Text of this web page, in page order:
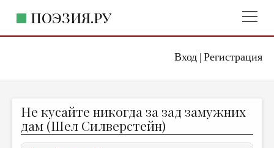
Вход| Регистрация
ПОЭЗИЯ.РУ
ЖАНРЫ
АВТОРЫ
Hе кусайте никогда за зад замужних
дам (Шел Силверстейн)